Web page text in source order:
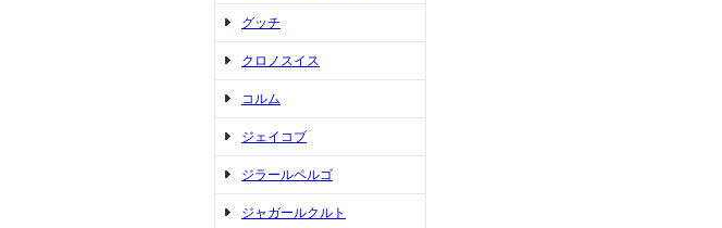
グッチ
クロノスイス
コルム
ジェイコブ
ジラールペルゴ
ジャガールクルト